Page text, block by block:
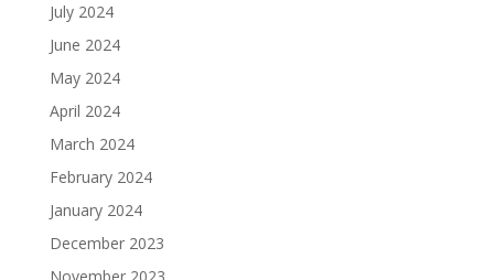
July 2024
June 2024
May 2024
April 2024
March 2024
February 2024
January 2024
December 2023